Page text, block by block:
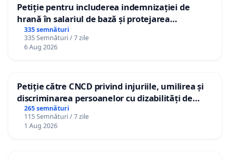
Petiție pentru includerea indemnizației de
hrană în salariul de bază și protejarea
gradațiilor de vechime pentru asistenții
personali
335 semnături
335 Semnături / 7 zile
6 Aug 2026
Petiție către CNCD privind injuriile, umilirea și
discriminarea persoanelor cu dizabilități de
către utilizatorul TikTok „Gorici”
265 semnături
115 Semnături / 7 zile
1 Aug 2026